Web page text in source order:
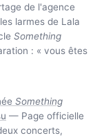
de l'agence
larmes de Lala
Something
: « vous êtes
Something
— Page officielle
concerts,